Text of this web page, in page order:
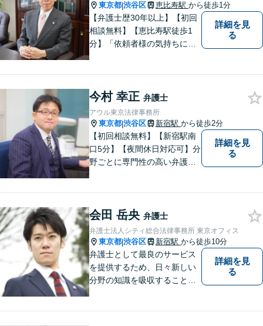
東京都|渋谷区 恵比寿駅 から徒歩1分
【弁護士歴30年以上】【初回
相談無料】【恵比寿駅徒歩1
分】「依頼者様の気持ちにな
業法務・借金・刑事事件・労
働トラブル・離婚問題などお
悩みのことはぜひご相談下さ
い。
詳細を見
る
今村 幸正 弁護士
アウル東京法律事務所
東京都|渋谷区 新宿駅 から徒歩2分
【初回相談無料】【新宿駅南
口5分】【夜間休日対応可】分
野ごとに専門性の高い弁護士
詳細を見
る
会田 岳央 弁護士
弁護士法人シティ総合法律事務所 東京オフィス
東京都|渋谷区 新宿駅 から徒歩10分
弁護士として最良のサービス
を提供するため、日々新しい
分野の知識を吸収することを
詳細を見
る